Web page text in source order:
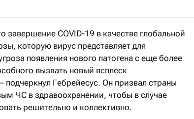
завершение COVID-19 в качестве глобальной
которую вирус представляет для
появления нового патогена с еще более
вызвать новый всплеск
Гебрейесус. Он призвал страны
ЧС в здравоохранении, чтобы в случае
решительно и коллективно.